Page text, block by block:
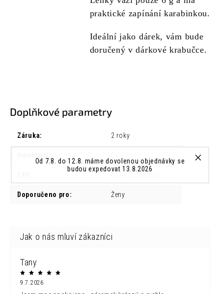
Od 7.8. do 12.8. máme dovolenou objednávky se
budou expedovat 13.8.2026
praktické zapínání karabinkou.
Ideální jako dárek, vám bude
doručený v dárkové krabučce.
Doplňkové parametry
Záruka: 2 roky
Doporučeno pro: Ženy
Tany
9.7.2026